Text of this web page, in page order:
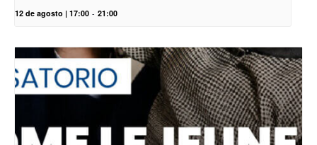
12 de agosto | 17:00 - 21:00